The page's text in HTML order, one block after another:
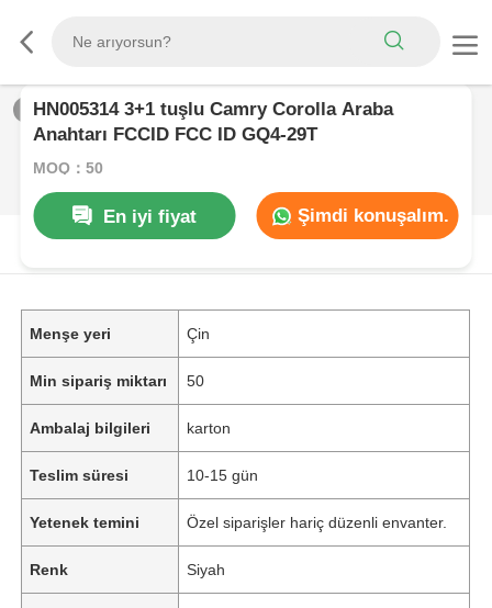
/ 0
HN005314 3+1 tuşlu Camry Corolla Araba
Anahtarı FCCID FCC ID GQ4-29T
MOQ：50
En iyi fiyat
Şimdi konuşalım.
ÜRüN AçıKLAMASı
Menşe yeri Çin
Min sipariş miktarı 50
Ambalaj bilgileri karton
Teslim süresi 10-15 gün
Yetenek temini Özel siparişler hariç düzenli envanter.
Renk Siyah